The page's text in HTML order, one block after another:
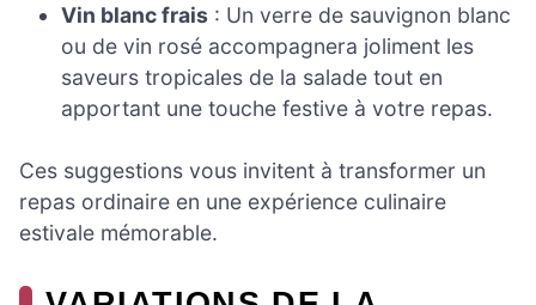
Vin blanc frais : Un verre de sauvignon blanc
ou de vin rosé accompagnera joliment les
saveurs tropicales de la salade tout en
apportant une touche festive à votre repas.
Ces suggestions vous invitent à transformer un
repas ordinaire en une expérience culinaire
estivale mémorable.